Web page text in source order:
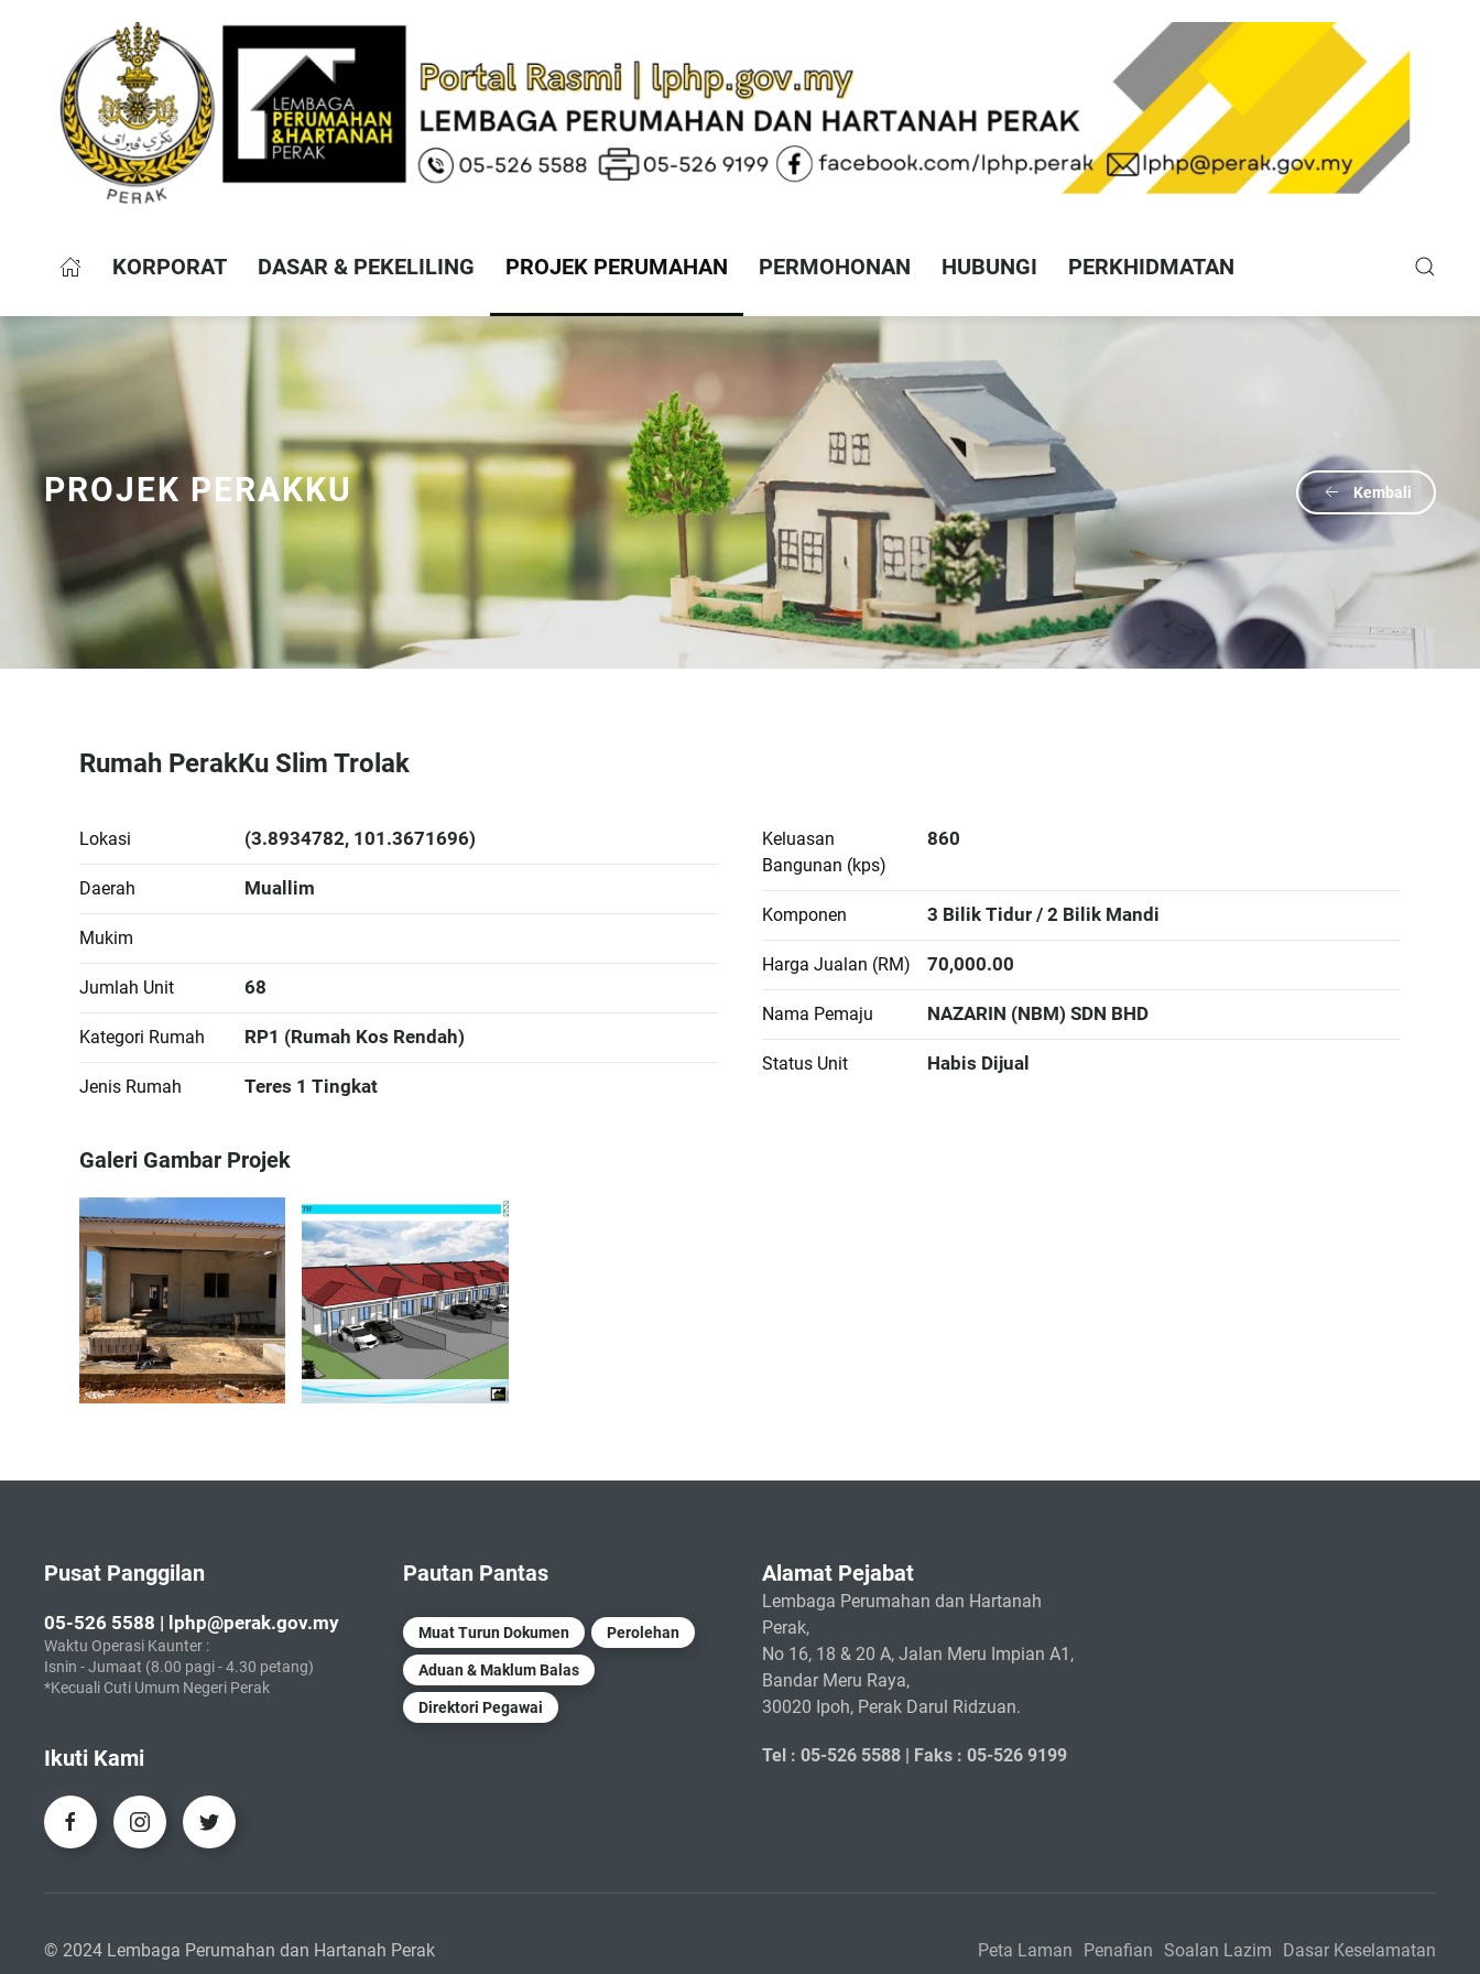
KORPORAT DASAR & PEKELILING PROJEK PERUMAHAN PERMOHONAN HUBUNGI PERKHIDMATAN
PROJEK PERAKKU Kembali
Rumah PerakKu Slim Trolak
Lokasi (3.8934782, 101.3671696)
Daerah Muallim
Mukim
Jumlah Unit 68
Kategori Rumah RP1 (Rumah Kos Rendah)
Jenis Rumah Teres 1 Tingkat
Keluasan
Bangunan (kps)
860
Komponen 3 Bilik Tidur / 2 Bilik Mandi
Harga Jualan (RM) 70,000.00
Nama Pemaju NAZARIN (NBM) SDN BHD
Status Unit Habis Dijual
Galeri Gambar Projek
Pusat Panggilan
05-526 5588 | lphp@perak.gov.my
Waktu Operasi Kaunter :
Isnin - Jumaat (8.00 pagi - 4.30 petang)
*Kecuali Cuti Umum Negeri Perak
Ikuti Kami
Pautan Pantas
Muat Turun Dokumen Perolehan
Aduan & Maklum Balas
Direktori Pegawai
Alamat Pejabat
Lembaga Perumahan dan Hartanah
Perak,
No 16, 18 & 20 A, Jalan Meru Impian A1,
Bandar Meru Raya,
30020 Ipoh, Perak Darul Ridzuan.
Tel : 05-526 5588 | Faks : 05-526 9199
© 2024 Lembaga Perumahan dan Hartanah Perak Peta Laman Penafian Soalan Lazim Dasar Keselamatan